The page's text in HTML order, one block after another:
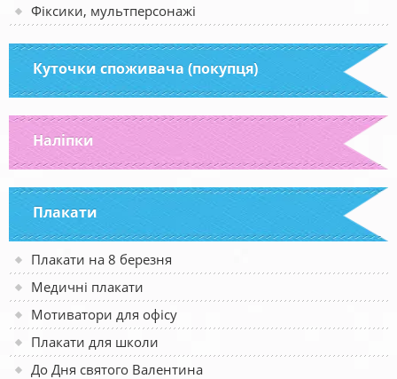
Фіксики, мультперсонажі
Куточки споживача (покупця)
Наліпки
Плакати
Плакати на 8 березня
Медичні плакати
Мотиватори для офісу
Плакати для школи
До Дня святого Валентина